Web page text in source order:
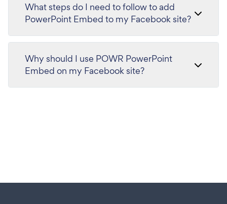
What steps do I need to follow to add
PowerPoint Embed to my Facebook site?
Why should I use POWR PowerPoint
Embed on my Facebook site?